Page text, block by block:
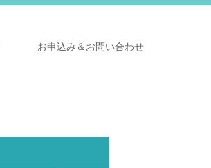
お申込み＆お問い合わせ